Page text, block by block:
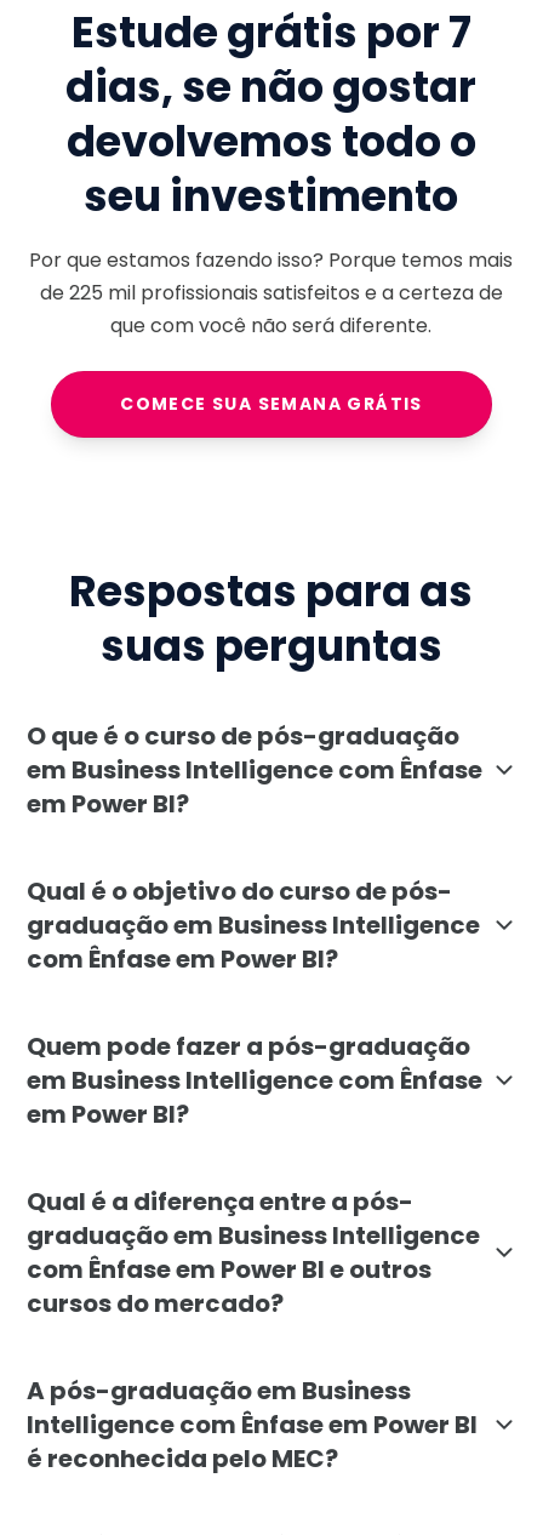
Estude grátis por 7
dias, se não gostar
devolvemos todo o
seu investimento
Por que estamos fazendo isso? Porque temos mais
de225 milprofissionais satisfeitos e a certeza de
que com você não será diferente.
COMECE SUA SEMANA GRÁTIS
Respostas para as
suas perguntas
O que é o curso de pós-graduação
em Business Intelligence com Ênfase
em Power BI?
Qual é o objetivo do curso de pós-
graduação em Business Intelligence
com Ênfase em Power BI?
Quem pode fazer a pós-graduação
em Business Intelligence com Ênfase
em Power BI?
Qual é a diferença entre a pós-
graduação em Business Intelligence
com Ênfase em Power BI e outros
cursos do mercado?
A pós-graduação em Business
Intelligence com Ênfase em Power BI
é reconhecida pelo MEC?